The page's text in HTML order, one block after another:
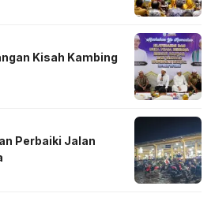
Kisah Kambing
Perbaiki Jalan